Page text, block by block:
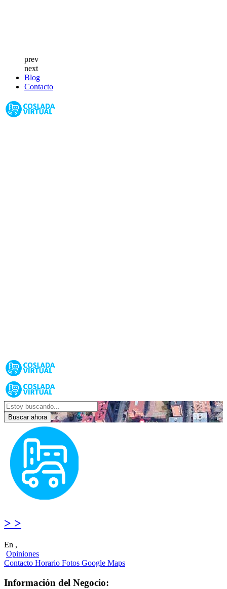
prev
next
Blog
Contacto
Buscar ahora
> >
En ,
Opiniones
Contacto Horario Fotos Google Maps
Información del Negocio: